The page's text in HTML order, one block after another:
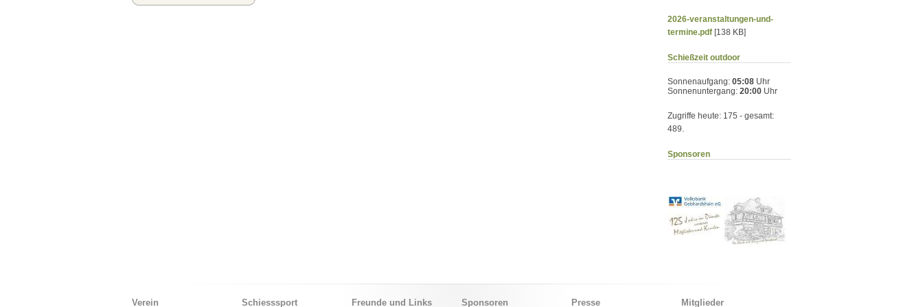
2026-veranstaltungen-und-
termine.pdf [138 KB]
Schießzeit outdoor
Sonnenaufgang: 05:08 Uhr
Sonnenuntergang: 20:00 Uhr
Zugriffe heute: 175 - gesamt:
489.
Sponsoren
Verein Schiesssport Freunde und Links Sponsoren Presse Mitglieder